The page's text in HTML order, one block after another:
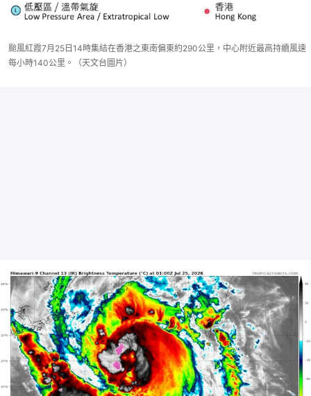
颱風紅霞7月25日14時集結在香港之東南偏東約290公里，中心附近最高持續風速
每小時140公里。（天文台圖片）